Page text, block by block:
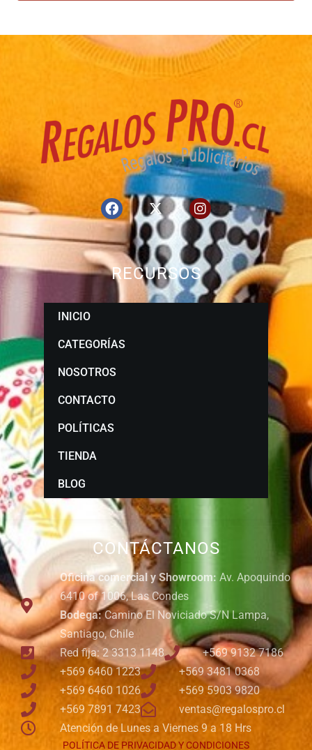
CONTÁCTANOS
Oficina comercial y Showroom: Av. Apoquindo
6410 of 1006, Las Condes
Bodega:Camino El Noviciado S/N Lampa,
Santiago, Chile
Red fija: 2 3313 1148
+569 9132 7186
+569 6460 1223
+569 3481 0368
+569 6460 1026
+569 5903 9820
+569 7891 7423
ventas@regalospro.cl
Atención de Lunes a Viernes 9 a 18 Hrs
POLÍTICA DE PRIVACIDAD Y CONDICIONES
RECURSOS
INICIO
CATEGORÍAS
NOSOTROS
CONTACTO
POLÍTICAS
TIENDA
BLOG